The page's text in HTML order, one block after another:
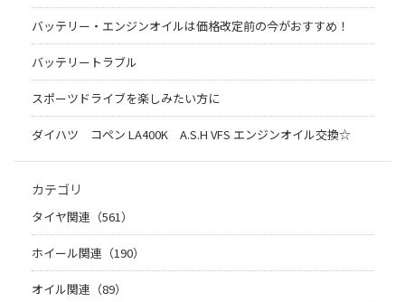
バッテリー・エンジンオイルは価格改定前の今がおすすめ！
バッテリートラブル
スポーツドライブを楽しみたい方に
ダイハツ コペン LA400K A.S.H VFS エンジンオイル交換☆
カテゴリ
タイヤ関連（561）
ホイール関連（190）
オイル関連（89）